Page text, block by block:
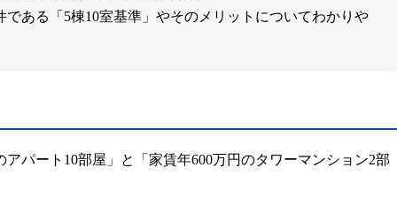
である
「5棟10室基準」 やそのメリットについてわかりや
パート10部屋」と「家賃年600万円のタワーマンション2部